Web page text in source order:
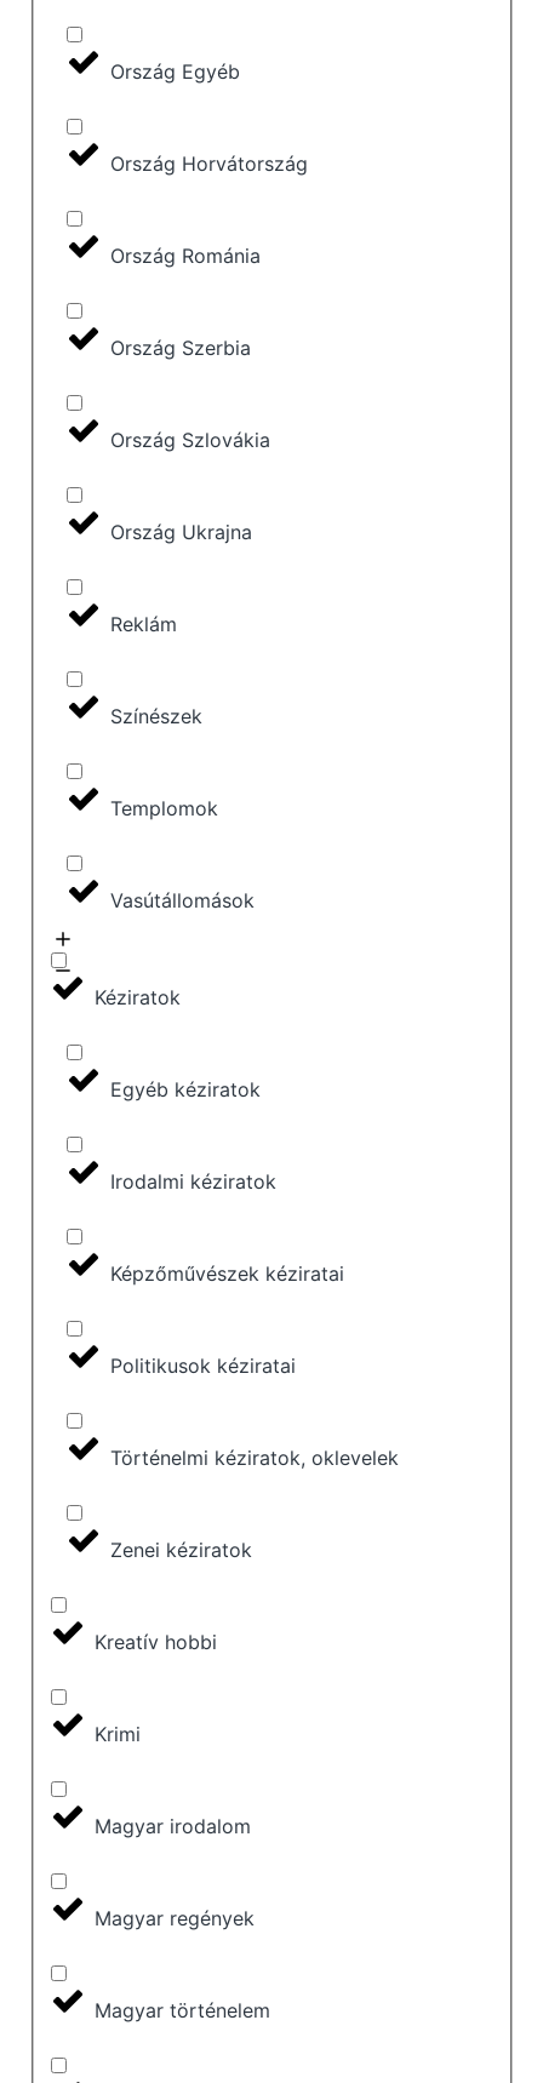
Ország Egyéb
Ország Horvátország
Ország Románia
Ország Szerbia
Ország Szlovákia
Ország Ukrajna
Reklám
Színészek
Templomok
Vasútállomások
Kéziratok
Egyéb kéziratok
Irodalmi kéziratok
Képzőművészek kéziratai
Politikusok kéziratai
Történelmi kéziratok, oklevelek
Zenei kéziratok
Kreatív hobbi
Krimi
Magyar irodalom
Magyar regények
Magyar történelem